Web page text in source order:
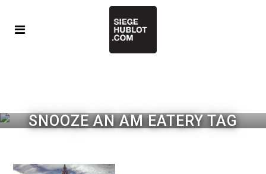
SNOOZE AN AM EATERY TAG